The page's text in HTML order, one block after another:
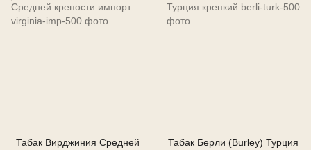
Табак Вирджиния Средней
Табак Берли (Burley) Турция